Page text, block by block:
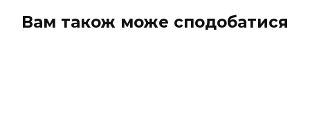
Вам також може сподобатися